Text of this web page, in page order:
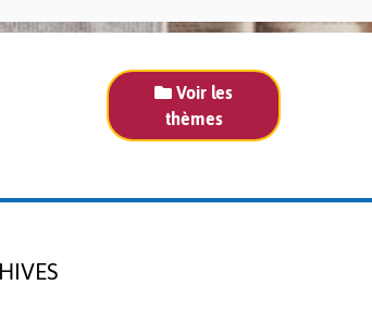
Voir les
thèmes